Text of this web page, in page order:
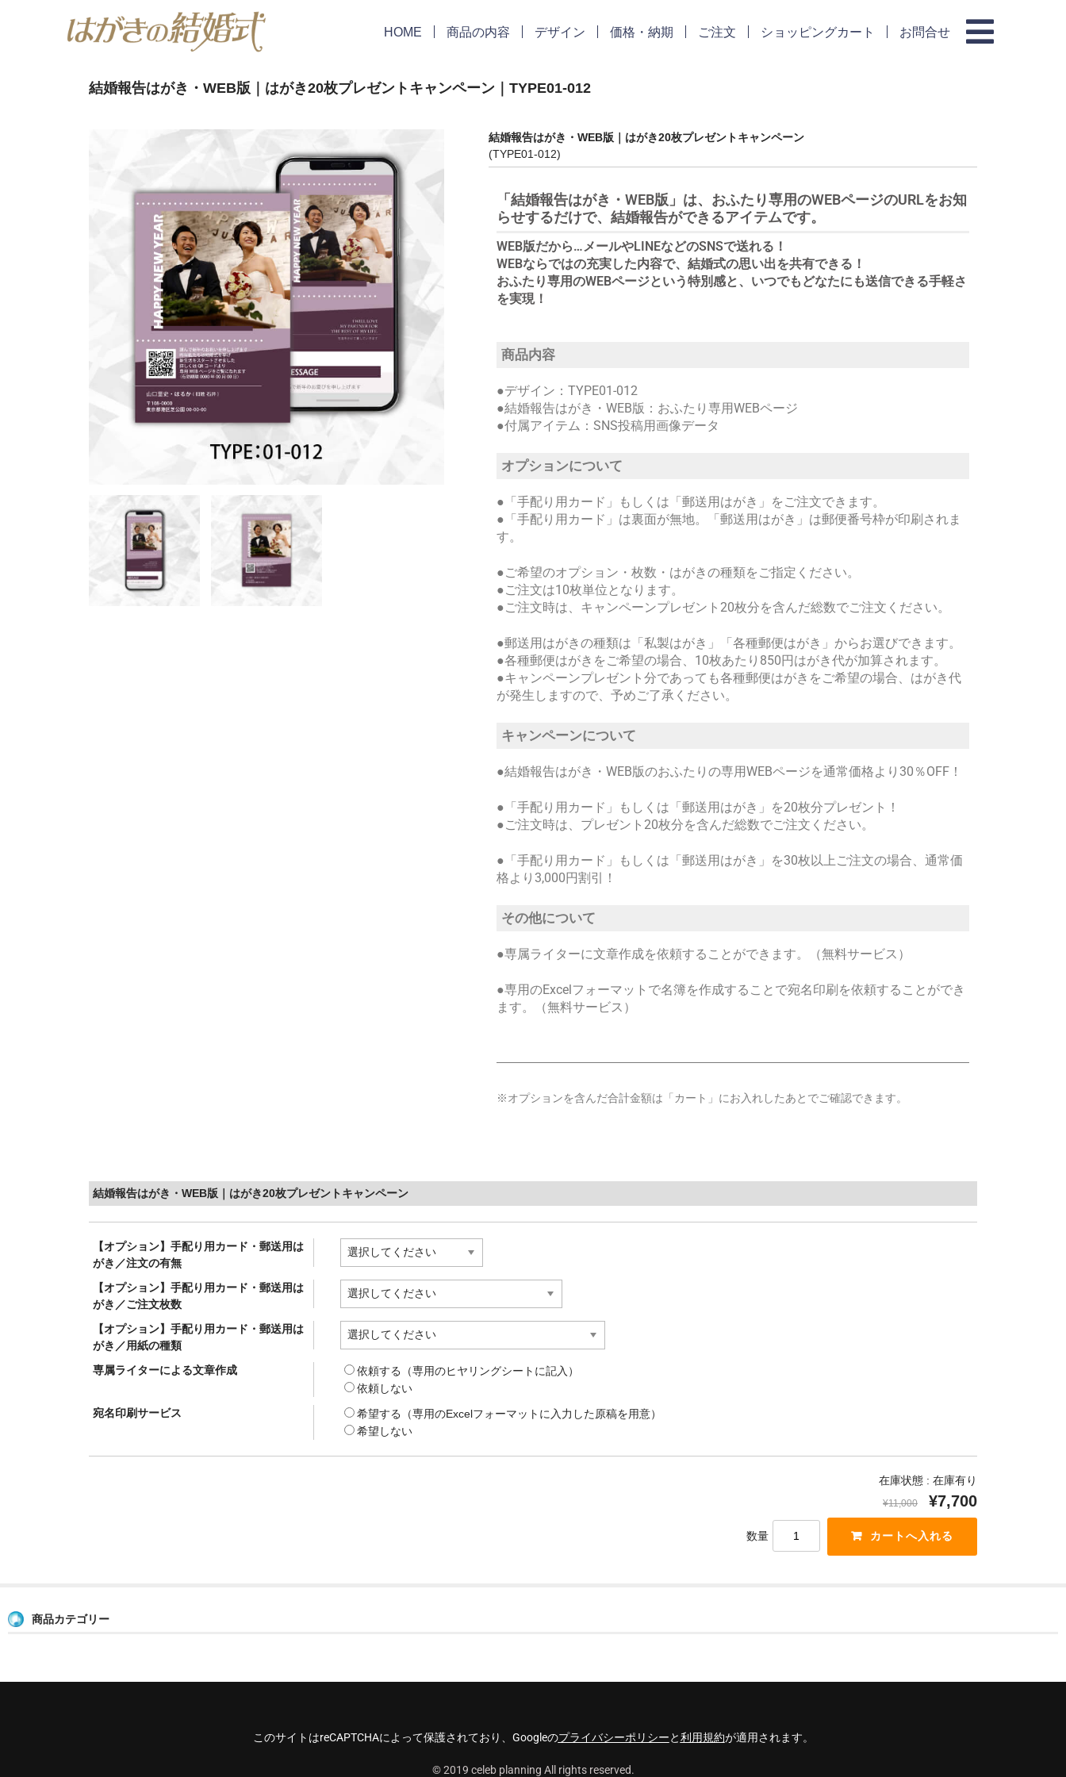
HOME 商品の内容 デザイン 価格・納期 ご注文 ショッピングカート お問合せ
結婚報告はがき・WEB版｜はがき20枚プレゼントキャンペーン｜TYPE01-012
結婚報告はがき・WEB版｜はがき20枚プレゼントキャンペーン
(TYPE01-012)
「結婚報告はがき・WEB版」は、おふたり専用のWEBページのURLをお知
らせするだけで、結婚報告ができるアイテムです。
WEB版だから…メールやLINEなどのSNSで送れる！
WEBならではの充実した内容で、結婚式の思い出を共有できる！
おふたり専用のWEBページという特別感と、いつでもどなたにも送信できる手軽さ
を実現！
商品内容
●デザイン：TYPE01-012
●結婚報告はがき・WEB版：おふたり専用WEBページ
●付属アイテム：SNS投稿用画像データ
オプションについて
●「手配り用カード」もしくは「郵送用はがき」をご注文できます。
●「手配り用カード」は裏面が無地。「郵送用はがき」は郵便番号枠が印刷されま
す。
●ご希望のオプション・枚数・はがきの種類をご指定ください。
●ご注文は10枚単位となります。
●ご注文時は、キャンペーンプレゼント20枚分を含んだ総数でご注文ください。
●郵送用はがきの種類は「私製はがき」「各種郵便はがき」からお選びできます。
●各種郵便はがきをご希望の場合、10枚あたり850円はがき代が加算されます。
●キャンペーンプレゼント分であっても各種郵便はがきをご希望の場合、はがき代
が発生しますので、予めご了承ください。
キャンペーンについて
●結婚報告はがき・WEB版のおふたりの専用WEBページを通常価格より30％OFF！
●「手配り用カード」もしくは「郵送用はがき」を20枚分プレゼント！
●ご注文時は、プレゼント20枚分を含んだ総数でご注文ください。
●「手配り用カード」もしくは「郵送用はがき」を30枚以上ご注文の場合、通常価
格より3,000円割引！
その他について
●専属ライターに文章作成を依頼することができます。（無料サービス）
●専用のExcelフォーマットで名簿を作成することで宛名印刷を依頼することができ
ます。（無料サービス）
※オプションを含んだ合計金額は「カート」にお入れしたあとでご確認できます。
結婚報告はがき・WEB版｜はがき20枚プレゼントキャンペーン
【オプション】手配り用カード・郵送用は
がき／注文の有無
【オプション】手配り用カード・郵送用は
がき／ご注文枚数
【オプション】手配り用カード・郵送用は
がき／用紙の種類
専属ライターによる文章作成
依頼する（専用のヒヤリングシートに記入）
依頼しない
宛名印刷サービス
希望する（専用のExcelフォーマットに入力した原稿を用意）
希望しない
在庫状態 : 在庫有り
¥11,000 ¥7,700
数量
商品カテゴリー
このサイトはreCAPTCHAによって保護されており、Googleのプライバシーポリシーと利用規約が適用されます。
© 2019 celeb planning All rights reserved.